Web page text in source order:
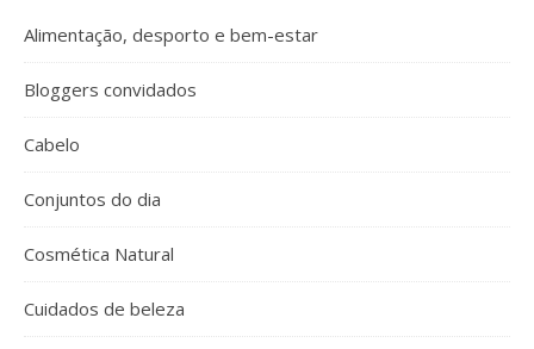
Alimentação, desporto e bem-estar
Bloggers convidados
Cabelo
Conjuntos do dia
Cosmética Natural
Cuidados de beleza